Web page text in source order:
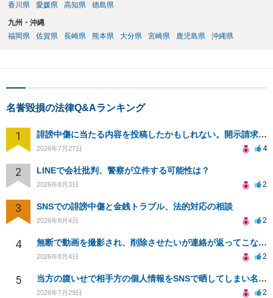
香川県
愛媛県 高知県 徳島県
九州・沖縄
福岡県
佐賀県 長崎県 熊本県 大分県 宮崎県 鹿児島県 沖縄県
名誉毀損の法律Q&Aランキング
1 誹謗中傷に当たる内容を投稿したかもしれない。開示請求や民事刑事裁判に発展しうるのか教えて欲しい。
2026年7月27日 4
2 LINEで会社批判、警察が立件する可能性は？
2026年8月3日 2
3 SNSでの誹謗中傷と金銭トラブル、法的対応の相談
2026年8月4日 2
4 無断で動画を撮影され、削除させたいが連絡が返ってこない。
2026年8月4日 2
5 当方の腹いせで相手方の個人情報をSNSで晒してしまい名誉毀損させてしまったかもしれない
2026年7月29日 2